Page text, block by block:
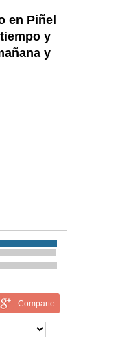
en Piñel
y
y
Comparte